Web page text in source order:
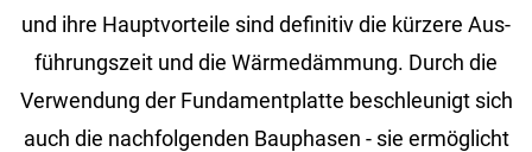
und ihre Haupt­vor­tei­le sind de­fi­ni­tiv die kür­ze­re Aus­
füh­rungs­zeit und die Wär­me­däm­mung. Durch die
Ver­wen­dung der Fun­da­ment­plat­te be­schleu­nigt sich
auch die nach­fol­gen­den Bau­pha­sen - sie er­mög­licht